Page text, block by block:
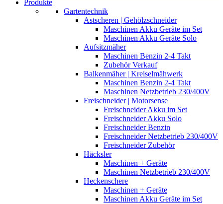
Produkte
Gartentechnik
Astscheren | Gehölzschneider
Maschinen Akku Geräte im Set
Maschinen Akku Geräte Solo
Aufsitzmäher
Maschinen Benzin 2-4 Takt
Zubehör Verkauf
Balkenmäher | Kreiselmähwerk
Maschinen Benzin 2-4 Takt
Maschinen Netzbetrieb 230/400V
Freischneider | Motorsense
Freischneider Akku im Set
Freischneider Akku Solo
Freischneider Benzin
Freischneider Netzbetrieb 230/400V
Freischneider Zubehör
Häcksler
Maschinen + Geräte
Maschinen Netzbetrieb 230/400V
Heckenschere
Maschinen + Geräte
Maschinen Akku Geräte im Set